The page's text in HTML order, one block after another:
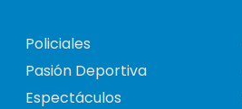
Policiales
Pasión Deportiva
Espectáculos